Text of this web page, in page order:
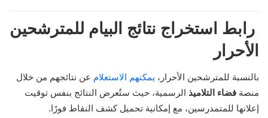
رابط استخراج نتائج البيام للمترشحين
الأحرار
بالنسبة للمترشحين الأحرار، يمكنهم الاستعلام عن نتائجهم من خلال
منصة فضاء التلاميذ الرسمية، حيث ستُعرض النتائج بنفس توقيت
إعلانها للمتمدرسين، مع إمكانية تحميل كشف النقاط فورًا.